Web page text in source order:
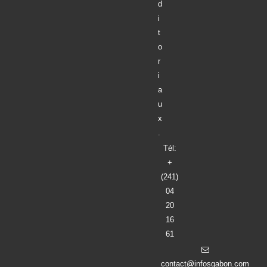
d
i
t
o
r
i
a
u
x
Tél:
+
(241)
04
20
16
61
contact@infosgabon.com